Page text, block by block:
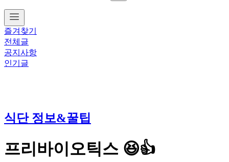
즐겨찾기
전체글
공지사항
인기글
식단 정보&꿀팁
프리바이오틱스 😆👍